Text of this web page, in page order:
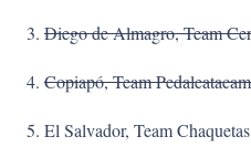
3. Diego de Almagro, Team
4. Copiapó, Team
5. El Salvador, Team